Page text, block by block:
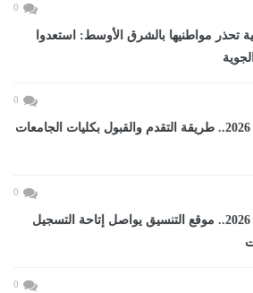
0
تحذر مواطنيها بالشرق الأوسط: استعدوا
0
تنسيق الجامعات 2026.. طريقة التقدم والقبول بكليات الجامعات
0
تنسيق الجامعات 2026.. موقع التنسيق يواصل إتاحة التسجيل
0